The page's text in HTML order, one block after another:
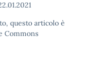
questo articolo è
Commons